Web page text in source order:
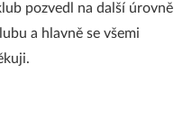
pozvedl na další úrovně
a hlavně se všemi